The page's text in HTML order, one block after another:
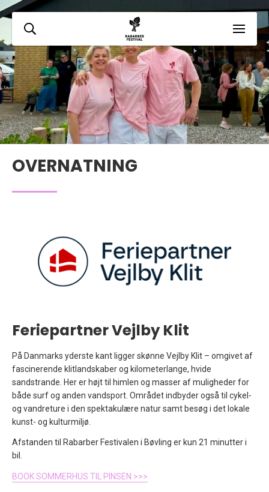
OVERNATNING
Feriepartner Vejlby Klit
På Danmarks yderste kant ligger skønne Vejlby Klit – omgivet af
fascinerende klitlandskaber og kilometerlange, hvide
sandstrande. Her er højt til himlen og masser af muligheder for
både surf og anden vandsport. Området indbyder også til cykel-
og vandreture i den spektakulære natur samt besøg i det lokale
kunst- og kulturmiljø.
Afstanden til Rabarber Festivalen i Bøvling er kun 21 minutter i
bil.
BOOK SOMMERHUS TIL PINSEN >>>